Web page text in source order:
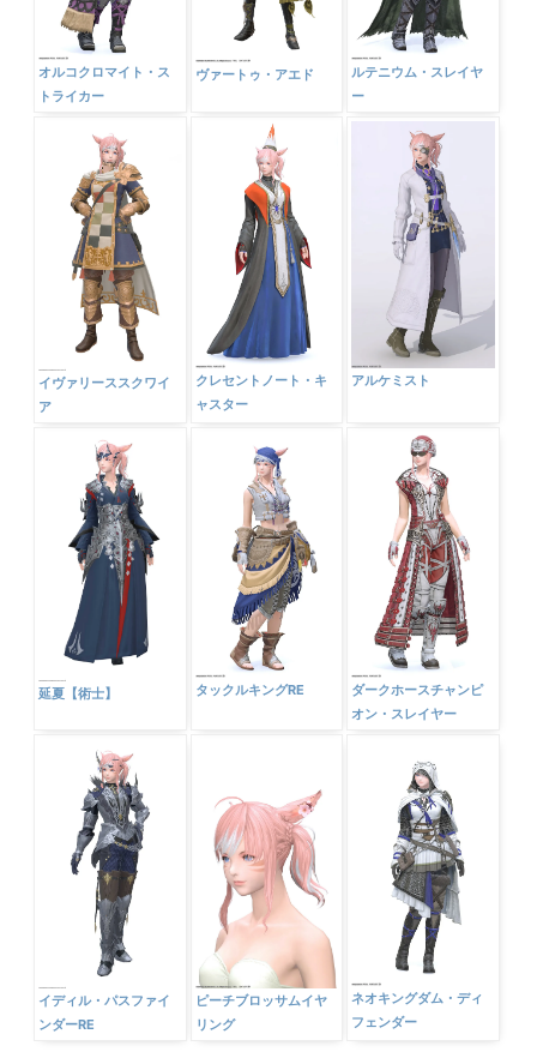
オルコクロマイト・ス
トライカー
ヴァートゥ・アエド
ルテニウム・スレイヤ
ー
イヴァリーススクワイ
ア
クレセントノート・キ
ャスター
アルケミスト
延夏【術士】 タックルキングRE
ダークホースチャンピ
オン・スレイヤー
イディル・パスファイ
ンダーRE
ピーチブロッサムイヤ
リング
ネオキングダム・ディ
フェンダー